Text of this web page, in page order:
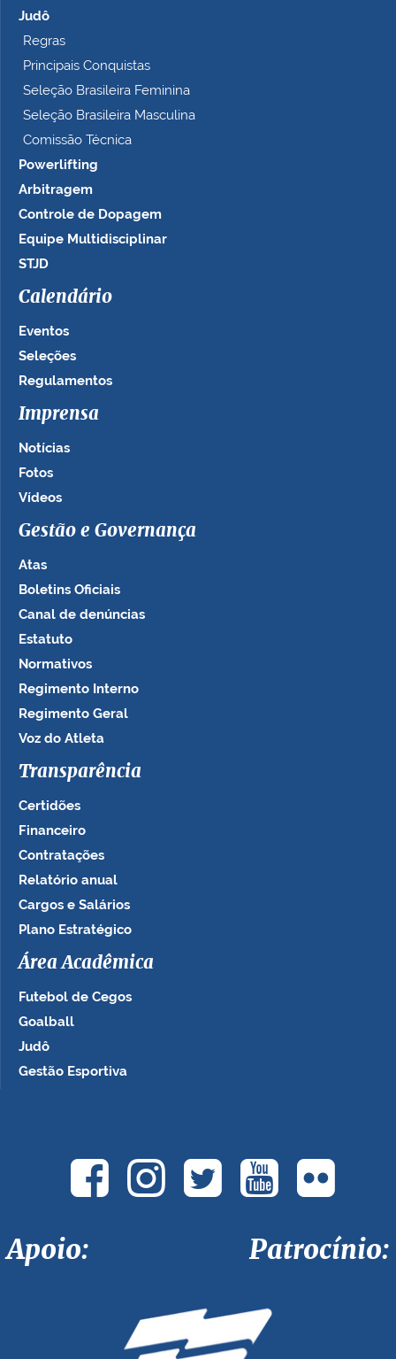
Judô
Regras
Principais Conquistas
Seleção Brasileira Feminina
Seleção Brasileira Masculina
Comissão Técnica
Powerlifting
Arbitragem
Controle de Dopagem
Equipe Multidisciplinar
STJD
Calendário
Eventos
Seleções
Regulamentos
Imprensa
Notícias
Fotos
Vídeos
Gestão e Governança
Atas
Boletins Oficiais
Canal de denúncias
Estatuto
Normativos
Regimento Interno
Regimento Geral
Voz do Atleta
Transparência
Certidões
Financeiro
Contratações
Relatório anual
Cargos e Salários
Plano Estratégico
Área Acadêmica
Futebol de Cegos
Goalball
Judô
Gestão Esportiva
Apoio: Patrocínio: